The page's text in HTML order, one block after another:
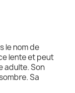
le nom de
lente et peut
adulte. Son
Sa